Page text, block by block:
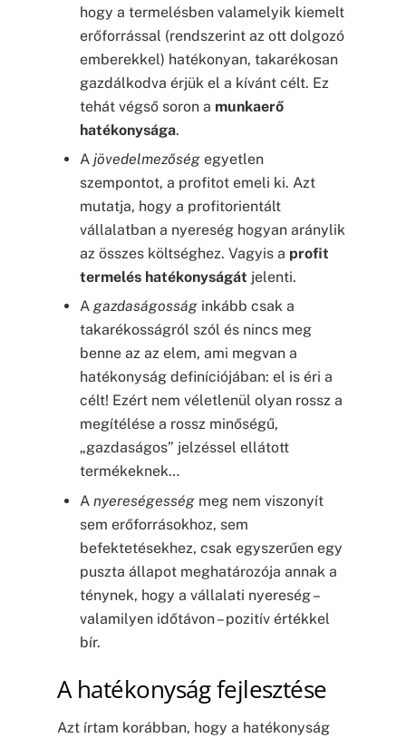
hogy a termelésben valamelyik kiemelt
erőforrással (rendszerint az ott dolgozó
emberekkel) hatékonyan, takarékosan
gazdálkodva érjük el a kívánt célt. Ez
tehát végső soron a munkaerő
hatékonysága.
Ajövedelmezőség egyetlen
szempontot, a profitot emeli ki. Azt
mutatja, hogy a profitorientált
vállalatban a nyereség hogyan aránylik
az összes költséghez. Vagyis a profit
termelés hatékonyságát jelenti.
Agazdaságosság inkább csak a
takarékosságról szól és nincs meg
benne az az elem, ami megvan a
hatékonyság definíciójában: el is éri a
célt! Ezért nem véletlenül olyan rossz a
megítélése a rossz minőségű,
„gazdaságos” jelzéssel ellátott
termékeknek…
Anyereségesség meg nem viszonyít
sem erőforrásokhoz, sem
befektetésekhez, csak egyszerűen egy
puszta állapot meghatározója annak a
ténynek, hogy a vállalati nyereség –
valamilyen időtávon – pozitív értékkel
bír.
A hatékonyság fejlesztése
Azt írtam korábban, hogy a hatékonyság